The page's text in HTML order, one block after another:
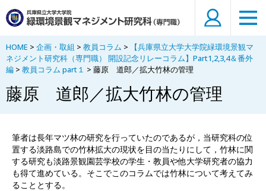
HOME > 企画・取組 > 教員コラム >
【兵庫県立大学大学院緑環境景観マ
ネジメント研究科（専門職） 開設記念リレーコラム】Part1,2,3,4＆番外
編 > 教員コラム part１ > 藤原 道郎／拡大竹林の管理
藤原 道郎／拡大竹林の管理
筆者は長年マツ林の研究を行っていたのであるが，当研究科の位
置する淡路島での竹林拡大の現状を目の当たりにして，竹林に関
する研究も淡路景観園芸学校の学生・教員や他大学研究者の協力
も得て進めている。そこでこのコラムでは竹林について考えてみ
ることとする。